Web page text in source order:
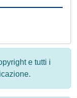
e tutti i